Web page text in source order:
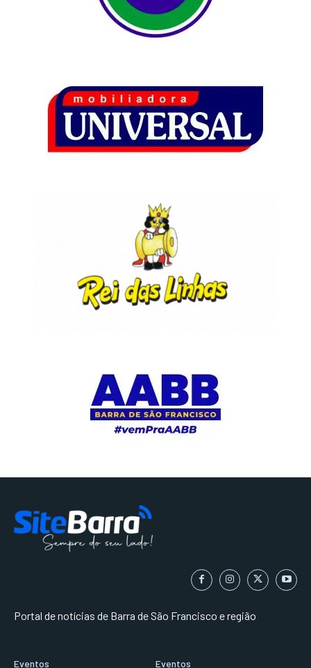
Portal de notícias de Barra de São Francisco e região
Eventos Eventos